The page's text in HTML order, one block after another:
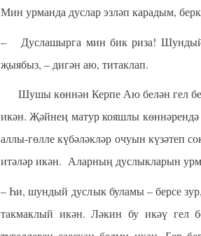
Мин урманда дуслар эзләп карадым,
– Дуслашырга мин бик риза! Шундый
җыябыз, – дигән аю, титаклап.
Шушы көннән Керпе Аю белән гел
икән. Җәйнең матур кояшлы көннәрендә
аллы-гөлле күбәләкләр очуын күзәтеп
итәләр икән. Аларның дуслыкларын
– Һи, шундый дуслык буламы – берсе
такмаклый икән. Ләкин бу икәү гел